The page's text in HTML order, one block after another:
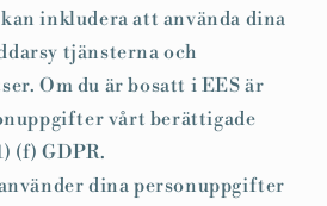
inkludera att använda dina
tjänsterna och
Om du är bosatt i EES är
vårt berättigade
(f) GDPR.
dina personuppgifter